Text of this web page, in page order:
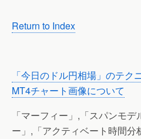
Return to Index
「今日のドル円相場」のテク
MT4チャート画像について
「マーフィー」,「スパンモ
ー」,「アクティベート時間分